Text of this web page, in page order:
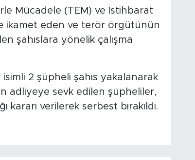
Mücadele (TEM) ve İstihbarat
ikamet eden ve terör örgütünün
şahıslara yönelik çalışma
isimli 2 şüpheli şahıs yakalanarak
adliyeye sevk edilen şüpheliler,
kararı verilerek serbest bırakıldı.